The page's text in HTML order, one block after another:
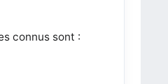
connus sont :